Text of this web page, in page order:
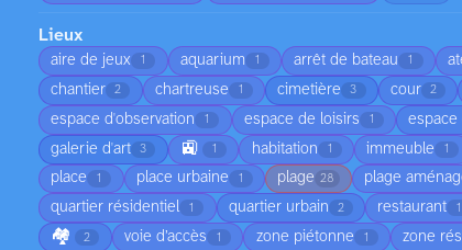
Lieux
aire de jeux 1 aquarium 1 arrêt de bateau 1
chantier 2 chartreuse 1 cimetière 3 cour 2
espace d'observation 1 espace de loisirs 1
galerie d'art 3 🚉 1 habitation 1 immeuble 1
place 1 place urbaine 1 plage 28 plage
quartier résidentiel 1 quartier urbain 2 restaurant 1
🏘️ 2 voie d’accès 1 zone piétonne 1 zone